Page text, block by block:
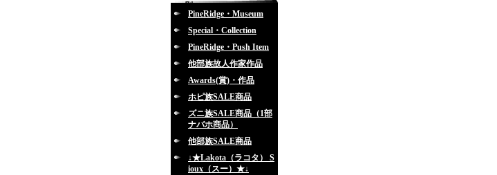
別
PineRidge・Museum
Special・Collection
PineRidge・Push Item
他部族故人作家作品
Awards(賞)・作品
ホピ族SALE商品
ズニ族SALE商品（1部
ナバホ商品）
他部族SALE商品
↓★Lakota（ラコタ） S
ioux（スー）★↓